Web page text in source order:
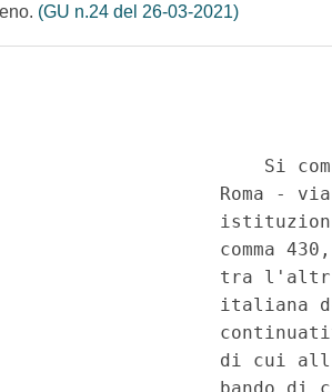
(GU n.24 del 26-03-2021)